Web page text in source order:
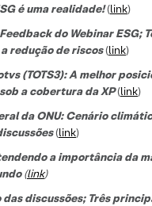
é uma realidade!(link)
do Webinar ESG;
redução de riscos(link)
(TOTS3): A melhor
a cobertura da XP(link)
da ONU: Cenário
(link)
a importância da
(link)
das discussões; Três